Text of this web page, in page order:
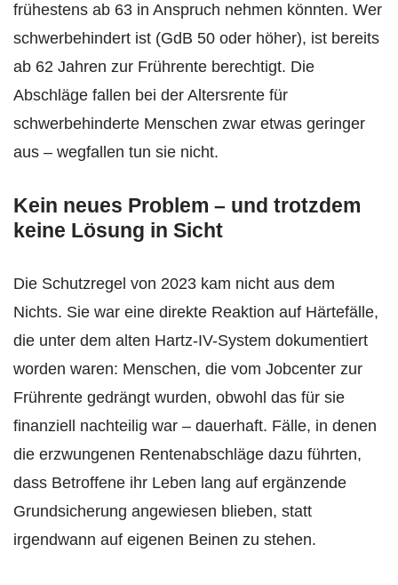
frühestens ab 63 in Anspruch nehmen könnten. Wer
schwerbehindert ist (GdB 50 oder höher), ist bereits
ab 62 Jahren zur Frührente berechtigt. Die
Abschläge fallen bei der Altersrente für
schwerbehinderte Menschen zwar etwas geringer
aus – wegfallen tun sie nicht.
Kein neues Problem – und trotzdem
keine Lösung in Sicht
Die Schutzregel von 2023 kam nicht aus dem
Nichts. Sie war eine direkte Reaktion auf Härtefälle,
die unter dem alten Hartz-IV-System dokumentiert
worden waren: Menschen, die vom Jobcenter zur
Frührente gedrängt wurden, obwohl das für sie
finanziell nachteilig war – dauerhaft. Fälle, in denen
die erzwungenen Rentenabschläge dazu führten,
dass Betroffene ihr Leben lang auf ergänzende
Grundsicherung angewiesen blieben, statt
irgendwann auf eigenen Beinen zu stehen.